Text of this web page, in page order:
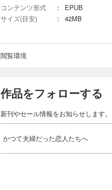
コンテンツ形式
：
EPUB
サイズ(目安)
： 42MB
閲覧環境
作品をフォローする
新刊やセール情報をお知らせします。
かつて夫婦だった恋人たちへ